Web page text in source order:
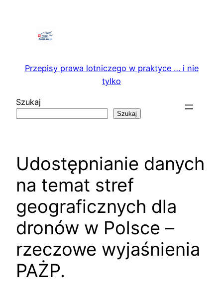
Przepisy prawa lotniczego w praktyce … i nie
tylko
Szukaj
Szukaj
Udostępnianie danych
na temat stref
geograficznych dla
dronów w Polsce –
rzeczowe wyjaśnienia
PAŻP.